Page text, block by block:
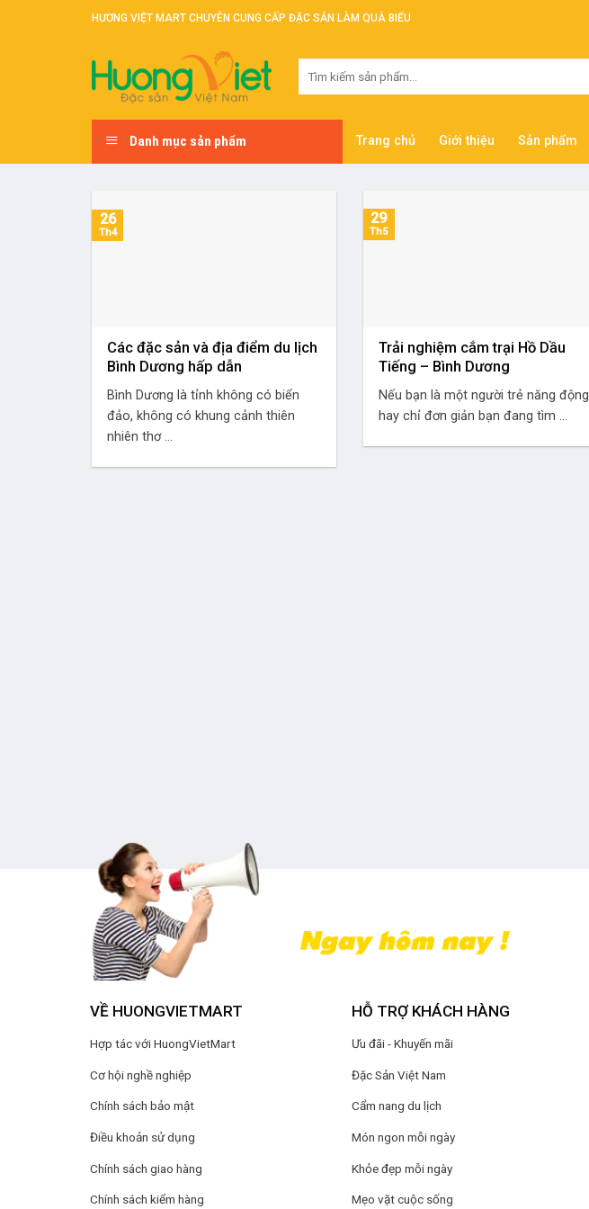
HƯƠNG VIỆT MART CHUYÊN CUNG CẤP ĐẶC SẢN LÀM QUÀ BIẾU
Danh mục sản phẩm Trang chủ Giới thiệu Sản phẩm
Các đặc sản và địa điểm du lịch
Bình Dương hấp dẫn
Bình Dương là tỉnh không có biển
đảo, không có khung cảnh thiên
nhiên thơ ...
26
Th4
Trải nghiệm cắm trại Hồ Dầu
Tiếng – Bình Dương
Nếu bạn là một người trẻ năng động
hay chỉ đơn giản bạn đang tìm ...
29
Th5
VỀ HUONGVIETMART
Hợp tác với HuongVietMart
Cơ hội nghề nghiệp
Chính sách bảo mật
Điều khoản sử dụng
Chính sách giao hàng
Chính sách kiểm hàng
HỖ TRỢ KHÁCH HÀNG
Ưu đãi - Khuyến mãi
Đặc Sản Việt Nam
Cẩm nang du lịch
Món ngon mỗi ngày
Khỏe đẹp mỗi ngày
Mẹo vặt cuộc sống